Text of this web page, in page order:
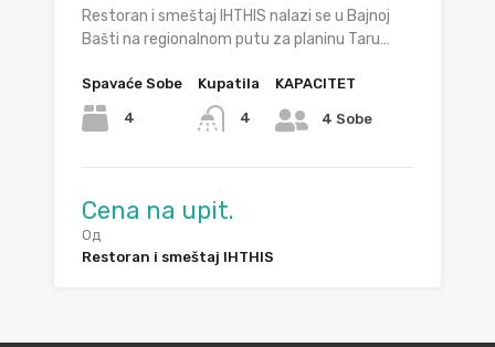
Restoran i smeštaj IHTHIS nalazi se u Bajnoj
Bašti na regionalnom putu za planinu Taru…
Spavaće Sobe
4
Kupatila
4
KAPACITET
4 Sobe
Cena na upit.
Од
Restoran i smeštaj IHTHIS